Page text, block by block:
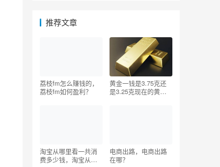
推荐文章
荔枝fm怎么赚钱的，
荔枝fm如何盈利？
黄金一钱是3.75克还
是3.25克现在的黄金
淘宝从哪里看一共消
费多少钱，淘宝从哪
电商出路，电商出路
在哪？